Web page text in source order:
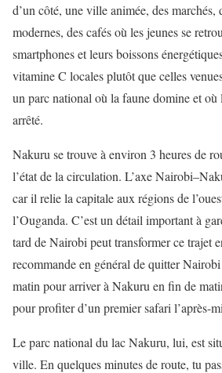
d’un côté, une ville animée, des
modernes, des cafés où les jeunes se
smartphones et leurs boissons
vitamine C locales plutôt que celles
un parc national où la faune domine et où
arrêté.
Nakuru se trouve à environ 3 heures de
l’état de la circulation. L’axe
car il relie la capitale aux régions de
l’Ouganda. C’est un détail important à
tard de Nairobi peut transformer ce trajet
recommande en général de quitter
matin pour arriver à Nakuru en fin de
pour profiter d’un premier safari l’après-
Le parc national du lac Nakuru, lui, est
ville. En quelques minutes de route, tu